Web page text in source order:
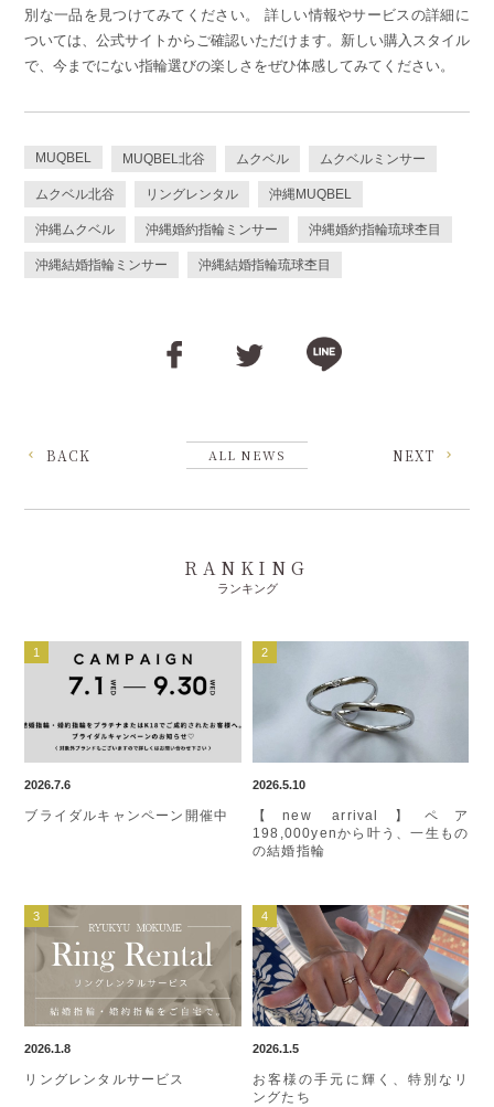
別な一品を見つけてみてください。 詳しい情報やサービスの詳細に
ついては、公式サイトからご確認いただけます。新しい購入スタイル
で、今までにない指輪選びの楽しさをぜひ体感してみてください。
MUQBEL MUQBEL北谷 ムクベル ムクベルミンサー
ムクベル北谷 リングレンタル 沖縄MUQBEL
沖縄ムクベル 沖縄婚約指輪ミンサー 沖縄婚約指輪琉球杢目
沖縄結婚指輪ミンサー 沖縄結婚指輪琉球杢目
BACK ALL NEWS NEXT
RANKING
ランキング
2026.7.6
ブライダルキャンペーン開催中
2026.5.10
【new arrival】ペア
198,000yenから叶う、一生もの
の結婚指輪
2026.1.8
リングレンタルサービス
2026.1.5
お客様の手元に輝く、特別なリ
ングたち